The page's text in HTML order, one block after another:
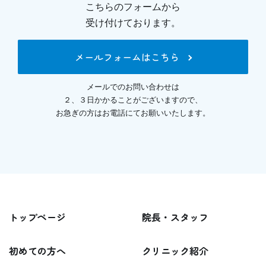
こちらのフォームから
受け付けております。
メールフォームはこちら
メールでのお問い合わせは
２、３日かかることがございますので、
お急ぎの方はお電話にてお願いいたします。
トップページ 院長・スタッフ
初めての方へ クリニック紹介